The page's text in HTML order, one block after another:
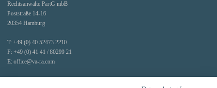
Rechtsanwälte PartG mbB
Poststraße 14-16
20354 Hamburg
T: +49 (0) 40 52473 2210
F: +49 (0) 41 41 / 80299 21
E: office@va-ra.com